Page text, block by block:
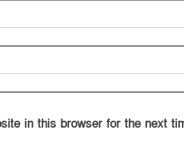
in this browser for the next